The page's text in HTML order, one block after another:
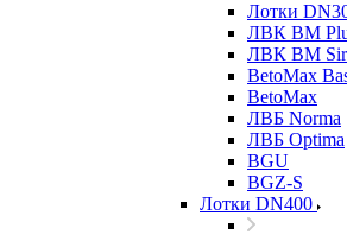
Лотки
ЛВК ВМ
ЛВК ВМ Sir
BetoMax
BetoMax
ЛВБ Norma
ЛВБ Optima
BGU
BGZ-S
Лотки DN400